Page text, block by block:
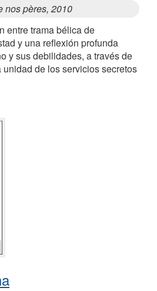
nos pères, 2010
entre trama bélica de
y una reflexión profunda
y sus debilidades, a través de
de los servicios secretos